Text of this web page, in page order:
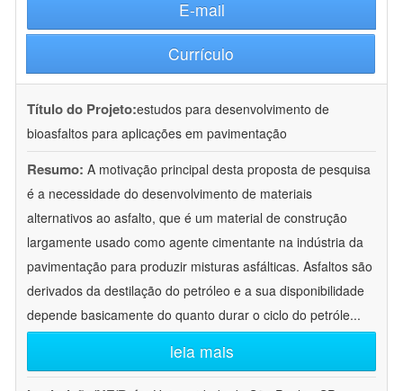
E-mail
Currículo
Título do Projeto:estudos para desenvolvimento de
bioasfaltos para aplicações em pavimentação
Resumo: A motivação principal desta proposta de pesquisa
é a necessidade do desenvolvimento de materiais
alternativos ao asfalto, que é um material de construção
largamente usado como agente cimentante na indústria da
pavimentação para produzir misturas asfálticas. Asfaltos são
derivados da destilação do petróleo e a sua disponibilidade
depende basicamente do quanto durar o ciclo do petróle...
leia mais